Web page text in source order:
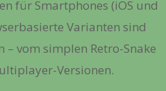
für Smartphones (iOS und
Varianten sind
– vom simplen Retro-Snake
Versionen.